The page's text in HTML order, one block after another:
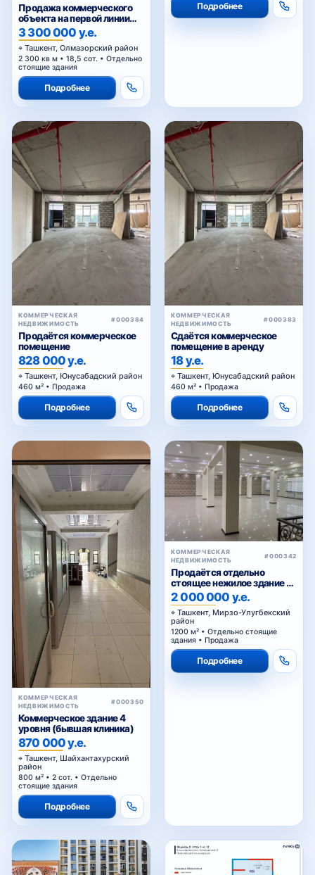
Продажа коммерческого
объекта на первой линии
Кольцевой дороги в
Ташкенте
3 300 000 у.е.
Ташкент, Олмазорский район
2 300 кв м • 18,5 сот. • Отдельно
стоящие здания
Подробнее
Подробнее
КОММЕРЧЕСКАЯ
НЕДВИЖИМОСТЬ
#000384
Продаётся коммерческое
помещение
828 000 у.е.
Ташкент, Юнусабадский район
460 м² • Продажа
Подробнее
КОММЕРЧЕСКАЯ
НЕДВИЖИМОСТЬ
#000383
Сдаётся коммерческое
помещение в аренду
18 у.е.
Ташкент, Юнусабадский район
460 м² • Продажа
Подробнее
КОММЕРЧЕСКАЯ
НЕДВИЖИМОСТЬ
#000350
Коммерческое здание 4
уровня (бывшая клиника)
870 000 у.е.
Ташкент, Шайхантахурский
район
800 м² • 2 сот. • Отдельно
стоящие здания
Подробнее
КОММЕРЧЕСКАЯ
НЕДВИЖИМОСТЬ
#000342
Продаётся отдельно
стоящее нежилое здание на
Паркенском
2 000 000 у.е.
Ташкент, Мирзо-Улугбекский
район
1200 м² • Отдельно стоящие
здания • Продажа
Подробнее